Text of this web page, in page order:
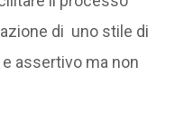
di uno stile di
assertivo ma non